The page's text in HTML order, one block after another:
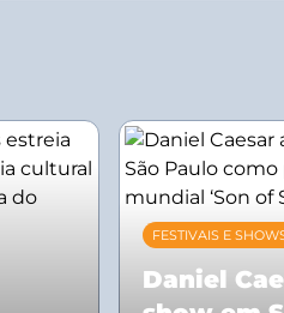
FESTIVAIS E
Daniel